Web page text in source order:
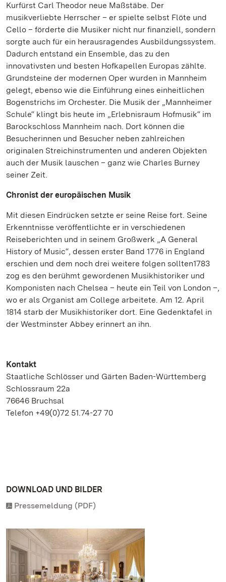
Kurfürst Carl Theodor neue Maßstäbe. Der
musikverliebte Herrscher – er spielte selbst Flöte und
Cello – förderte die Musiker nicht nur finanziell, sondern
sorgte auch für ein herausragendes Ausbildungssystem.
Dadurch entstand ein Ensemble, das zu den
innovativsten und besten Hofkapellen Europas zählte.
Grundsteine der modernen Oper wurden in Mannheim
gelegt, ebenso wie die Einführung eines einheitlichen
Bogenstrichs im Orchester. Die Musik der „Mannheimer
Schule“ klingt bis heute im „Erlebnisraum Hofmusik“ im
Barockschloss Mannheim nach. Dort können die
Besucherinnen und Besucher neben zahlreichen
originalen Streichinstrumenten und anderen Objekten
auch der Musik lauschen – ganz wie Charles Burney
seiner Zeit.
Chronist der europäischen Musik
Mit diesen Eindrücken setzte er seine Reise fort. Seine
Erkenntnisse veröffentlichte er in verschiedenen
Reiseberichten und in seinem Großwerk „A General
History of Music“, dessen erster Band 1776 in England
erschien und dem noch drei weitere folgen sollten1783
zog es den berühmt gewordenen Musikhistoriker und
Komponisten nach Chelsea – heute ein Teil von London –,
wo er als Organist am College arbeitete. Am 12. April
1814 starb der Musikhistoriker dort. Eine Gedenktafel in
der Westminster Abbey erinnert an ihn.
Kontakt
Staatliche Schlösser und Gärten Baden-Württemberg
Schlossraum 22a
76646 Bruchsal
Telefon +49(0)72 51.74-27 70
DOWNLOAD UND BILDER
Pressemeldung (PDF)